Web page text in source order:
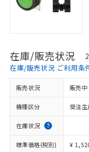
在庫/販売状況
在庫/販売状況 ご利用条
販売状況 販売中
機種区分 受注
在庫状況
標準価格(税別) ¥